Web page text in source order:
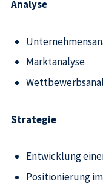
Analyse
Marktanalyse
Strategie
Entwicklung
Positionierung